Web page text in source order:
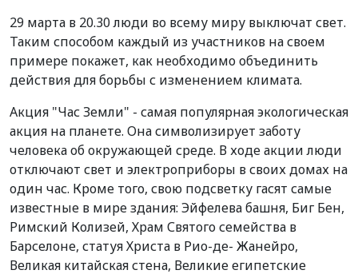
29 марта в 20.30 люди во всему миру выключат свет.
Таким способом каждый из участников на своем
примере покажет, как необходимо объединить
действия для борьбы с изменением климата.
Акция "Час Земли" - самая популярная экологическая
акция на планете. Она символизирует заботу
человека об окружающей среде. В ходе акции люди
отключают свет и электроприборы в своих домах на
один час. Кроме того, свою подсветку гасят самые
известные в мире здания: Эйфелева башня, Биг Бен,
Римский Колизей, Храм Святого семейства в
Барселоне, статуя Христа в Рио-де- Жанейро,
Великая китайская стена, Великие египетские